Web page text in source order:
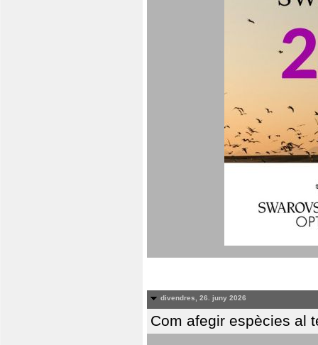
divendres, 26. juny 2026
Com afegir espècies al